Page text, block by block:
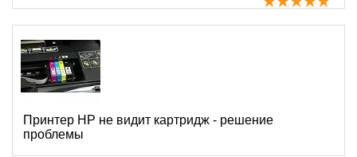
Принтер HP не видит картридж - решение
проблемы